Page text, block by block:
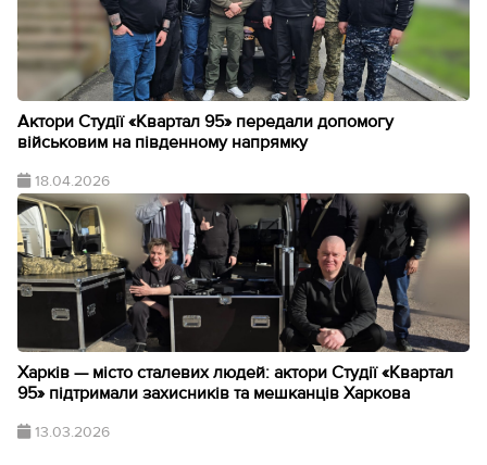
Актори Студії «Квартал 95» передали допомогу
військовим на південному напрямку
18.04.2026
Харків — місто сталевих людей: актори Студії «Квартал
95» підтримали захисників та мешканців Харкова
13.03.2026